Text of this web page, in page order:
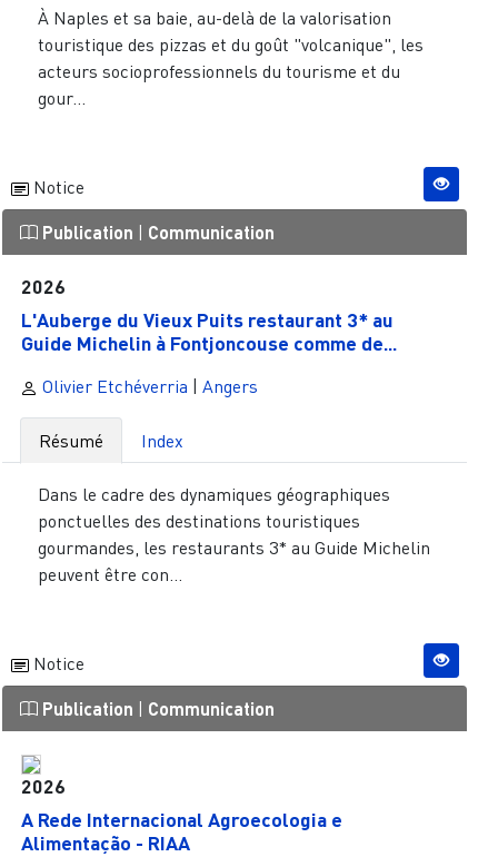
À Naples et sa baie, au-delà de la valorisation
touristique des pizzas et du goût "volcanique", les
acteurs socioprofessionnels du tourisme et du
gour...
Notice
Publication Communication
2026
L'Auberge du Vieux Puits restaurant 3* au
Guide Michelin à Fontjoncouse comme de...
Olivier Etchéverria Angers
Résumé Index
Dans le cadre des dynamiques géographiques
ponctuelles des destinations touristiques
gourmandes, les restaurants 3* au Guide Michelin
peuvent être con...
Notice
Publication Communication
2026
A Rede Internacional Agroecologia e
Alimentação - RIAA